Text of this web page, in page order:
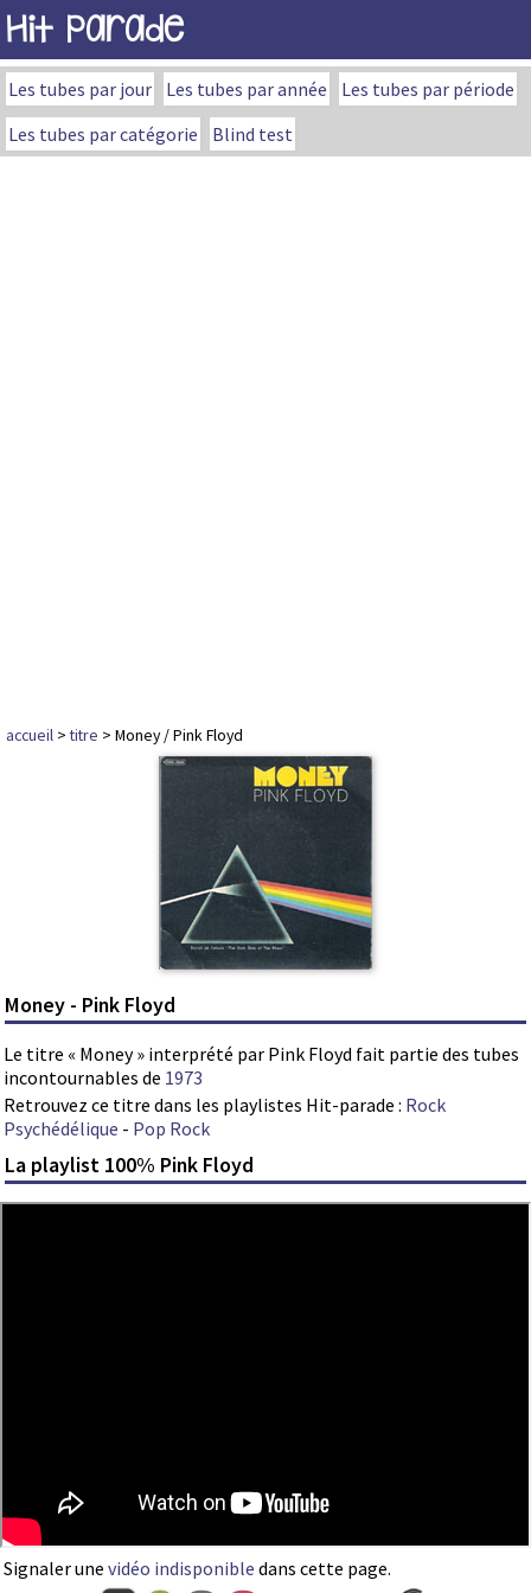
Hit Parade
Les tubes par jour Les tubes par année
Les tubes par période
Les tubes par catégorie
Blind test
accueil >titre > Money / Pink Floyd
Money - Pink Floyd
Le titre « Money » interprété par Pink Floyd fait partie des tubes
incontournables de 1973
Retrouvez ce titre dans les playlistes Hit-parade : Rock
Psychédélique - Pop Rock
La playlist 100% Pink Floyd
Signaler une vidéo indisponible dans cette page.